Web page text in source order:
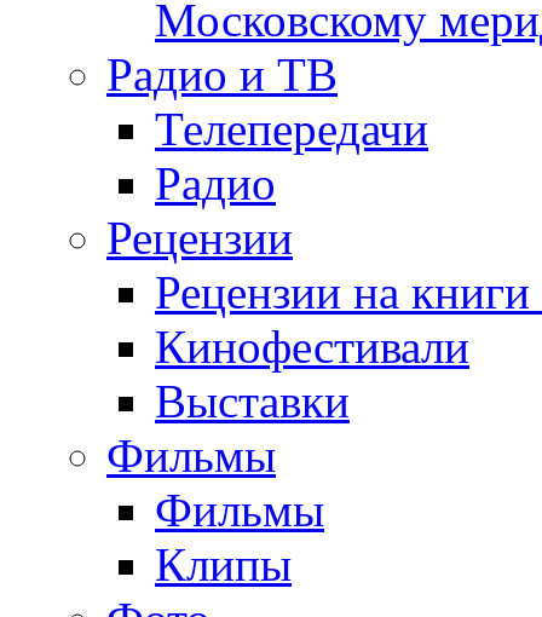
Московскому
Радио и ТВ
Телепередачи
Радио
Рецензии
Рецензии на
Кинофестивали
Выставки
Фильмы
Фильмы
Клипы